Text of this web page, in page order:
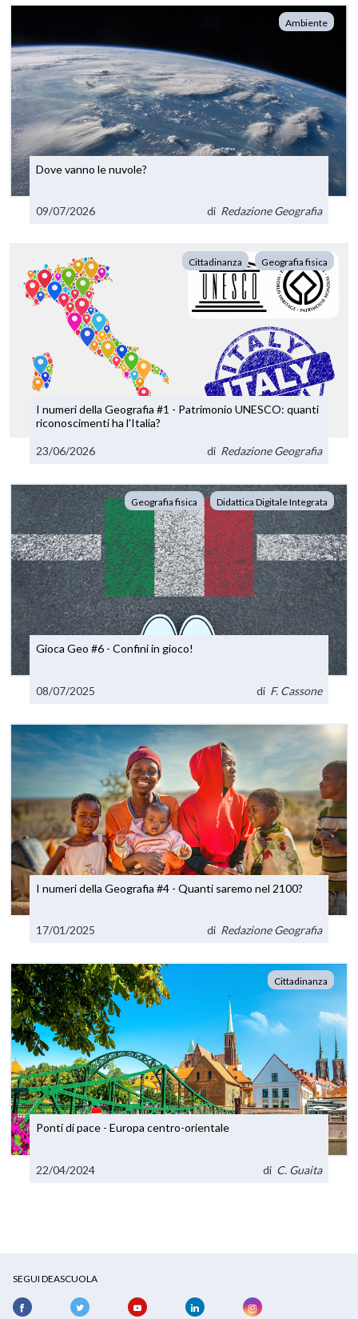
Ambiente
Dove vanno le nuvole?
09/07/2026 di Redazione Geografia
Cittadinanza Geografia fisica
I numeri della Geografia #1 - Patrimonio UNESCO: quanti
riconoscimenti ha l'Italia?
23/06/2026 di Redazione Geografia
Geografia fisica Didattica Digitale Integrata
Gioca Geo #6 - Confini in gioco!
08/07/2025 di F. Cassone
I numeri della Geografia #4 - Quanti saremo nel 2100?
17/01/2025 di Redazione Geografia
Cittadinanza
Ponti di pace - Europa centro-orientale
22/04/2024 di C. Guaita
SEGUI DEASCUOLA